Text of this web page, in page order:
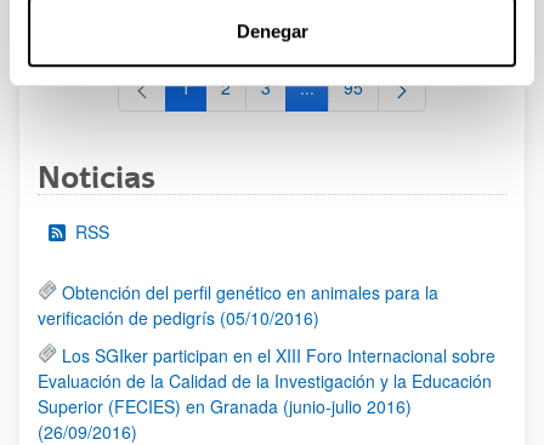
Denegar
Página
1 Página
2 Página
3 ...Páginas intermedias Use TAB
Página
95
Noticias
RSS
Obtención del perfil genético en animales para la
verificación de pedigrís (05/10/2016)
Los SGIker participan en el XIII Foro Internacional sobre
Evaluación de la Calidad de la Investigación y la Educación
Superior (FECIES) en Granada (junio-julio 2016)
(26/09/2016)